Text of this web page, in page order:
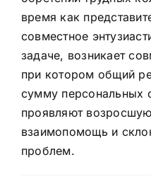
время как
совместное
задаче, возникает
при котором общий
сумму персональных
проявляют
взаимопомощь и
проблем.